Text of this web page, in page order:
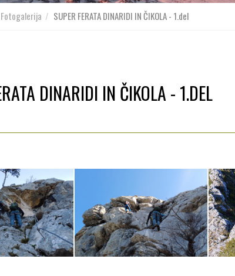
Fotogalerija SUPER FERATA DINARIDI IN ČIKOLA - 1.del
DINARIDI IN ČIKOLA - 1.DEL